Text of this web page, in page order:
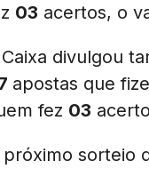
03 acertos, o
divulgou
apostas que
fez 03
próximo sorteio